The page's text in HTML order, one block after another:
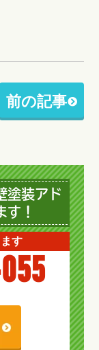
前の記事
塗装アド
す！
す